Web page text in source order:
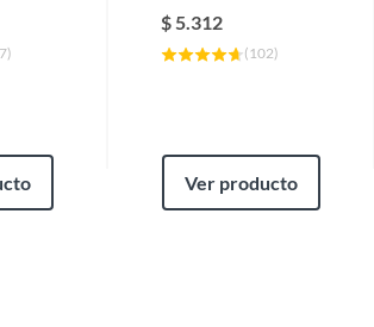
medición y trazado, que te serán útiles
proyectos con precisión.
)
$5.312
( 102)
Ver producto